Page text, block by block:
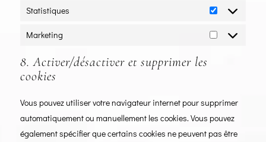
Statistiques
Statistiques
Marketing
Marketing
8. Activer/désactiver et supprimer les
cookies
Vous pouvez utiliser votre navigateur internet pour supprimer
automatiquement ou manuellement les cookies. Vous pouvez
également spécifier que certains cookies ne peuvent pas être